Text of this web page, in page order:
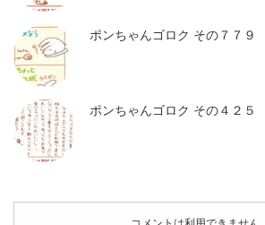
ポンちゃんゴロク その７７９
ポンちゃんゴロク その４２５